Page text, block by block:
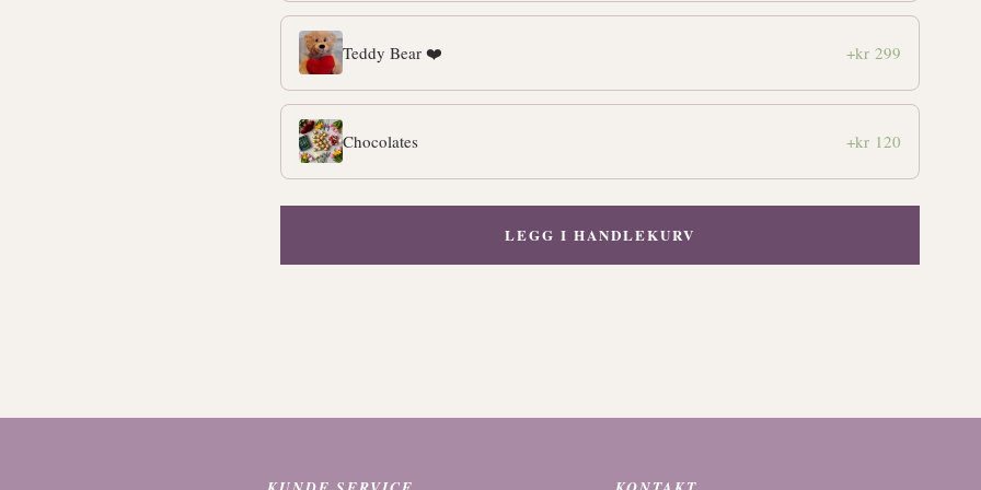
Teddy Bear ❤️ +kr 299
Chocolates +kr 120
LEGG I HANDLEKURV